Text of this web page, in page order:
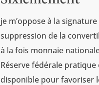
je m’oppose à la
suppression de la
à la fois monnaie
Réserve fédérale
disponible pour favoriser